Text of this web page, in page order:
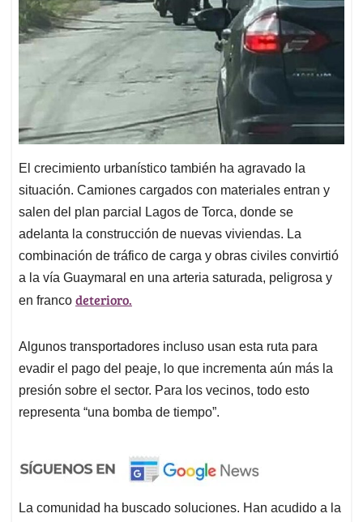
El crecimiento urbanístico también ha agravado la
situación. Camiones cargados con materiales entran y
salen del plan parcial Lagos de Torca, donde se
adelanta la construcción de nuevas viviendas. La
combinación de tráfico de carga y obras civiles convirtió
a la vía Guaymaral en una arteria saturada, peligrosa y
en franco deterioro.
Algunos transportadores incluso usan esta ruta para
evadir el pago del peaje, lo que incrementa aún más la
presión sobre el sector. Para los vecinos, todo esto
representa “una bomba de tiempo”.
La comunidad ha buscado soluciones. Han acudido a la